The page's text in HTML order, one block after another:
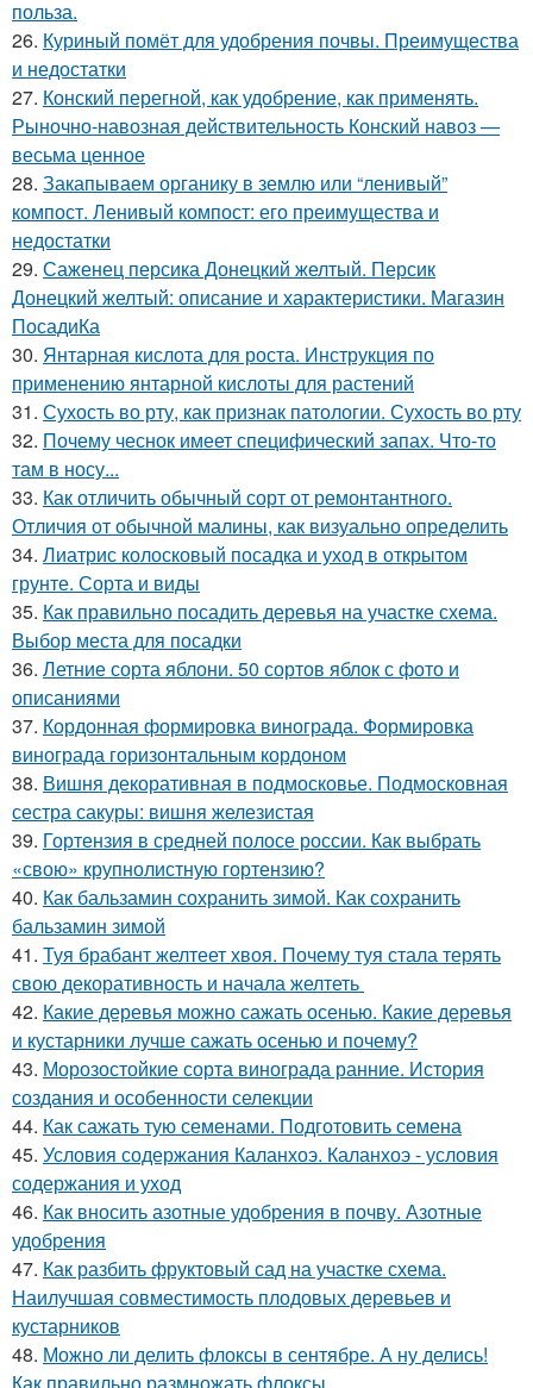
польза.
26. Куриный помёт для удобрения почвы. Преимущества
и недостатки
27. Конский перегной, как удобрение, как применять.
Рыночно-навозная действительность Конский навоз —
весьма ценное
28. Закапываем органику в землю или “ленивый”
компост. Ленивый компост: его преимущества и
недостатки
29. Саженец персика Донецкий желтый. Персик
Донецкий желтый: описание и характеристики. Магазин
ПосадиКа
30. Янтарная кислота для роста. Инструкция по
применению янтарной кислоты для растений
31. Сухость во рту, как признак патологии. Сухость во рту
32. Почему чеснок имеет специфический запах. Что-то
там в носу...
33. Как отличить обычный сорт от ремонтантного.
Отличия от обычной малины, как визуально определить
34. Лиатрис колосковый посадка и уход в открытом
грунте. Сорта и виды
35. Как правильно посадить деревья на участке схема.
Выбор места для посадки
36. Летние сорта яблони. 50 сортов яблок с фото и
описаниями
37. Кордонная формировка винограда. Формировка
винограда горизонтальным кордоном
38. Вишня декоративная в подмосковье. Подмосковная
сестра сакуры: вишня железистая
39. Гортензия в средней полосе россии. Как выбрать
«свою» крупнолистную гортензию?
40. Как бальзамин сохранить зимой. Как сохранить
бальзамин зимой
41. Туя брабант желтеет хвоя. Почему туя стала терять
свою декоративность и начала желтеть
42. Какие деревья можно сажать осенью. Какие деревья
и кустарники лучше сажать осенью и почему?
43. Морозостойкие сорта винограда ранние. История
создания и особенности селекции
44. Как сажать тую семенами. Подготовить семена
45. Условия содержания Каланхоэ. Каланхоэ - условия
содержания и уход
46. Как вносить азотные удобрения в почву. Азотные
удобрения
47. Как разбить фруктовый сад на участке схема.
Наилучшая совместимость плодовых деревьев и
кустарников
48. Можно ли делить флоксы в сентябре. А ну делись!
Как правильно размножать флоксы